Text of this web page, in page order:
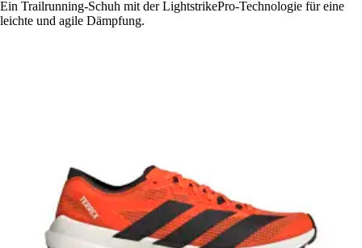
Ein Trailrunning-Schuh mit der LightstrikePro-Technologie für eine
leichte und agile Dämpfung.